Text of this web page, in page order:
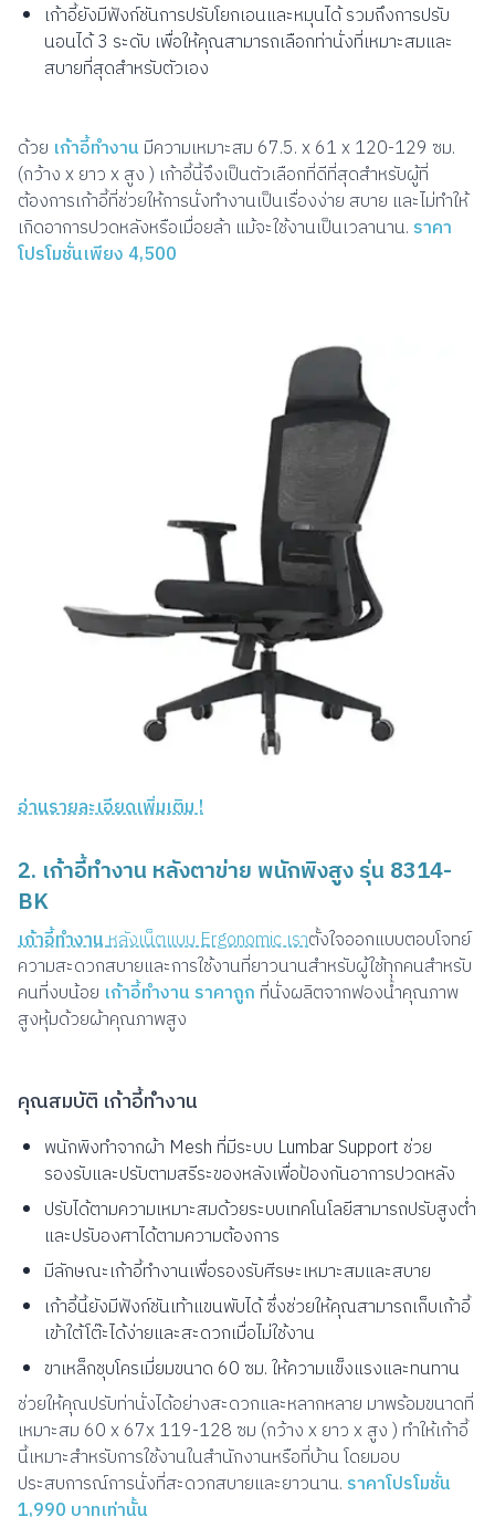
เก้าอี้ยังมีฟังก์ชันการปรับโยกเอนและหมุนได้ รวมถึงการปรับ
นอนได้ 3 ระดับ เพื่อให้คุณสามารถเลือกท่านั่งที่เหมาะสมและ
สบายที่สุดสำหรับตัวเอง
ด้วย เก้าอี้ทำงาน มีความเหมาะสม 67.5. x 61 x 120-129 ซม.
(กว้าง x ยาว x สูง ) เก้าอี้นี้จึงเป็นตัวเลือกที่ดีที่สุดสำหรับผู้ที่
ต้องการเก้าอี้ที่ช่วยให้การนั่งทำงานเป็นเรื่องง่าย สบาย และไม่ทำให้
เกิดอาการปวดหลังหรือเมื่อยล้า แม้จะใช้งานเป็นเวลานาน. ราคา
โปรโมชั่นเพียง 4,500
อ่านรายละเอียดเพิ่มเติม !
2. เก้าอี้ทำงาน หลังตาข่าย พนักพิงสูง รุ่น 8314-
BK
เก้าอี้ทำงานหลังเน็ตแบบ Ergonomic เราตั้งใจออกแบบตอบโจทย์
ความสะดวกสบายและการใช้งานที่ยาวนานสำหรับผู้ใช้ทุกคนสำหรับ
คนที่งบน้อย เก้าอี้ทำงาน ราคาถูก ที่นั่งผลิตจากฟองน้ำคุณภาพ
สูงหุ้มด้วยผ้าคุณภาพสูง
คุณสมบัติ เก้าอี้ทำงาน
พนักพิงทำจากผ้า Mesh ที่มีระบบ Lumbar Support ช่วย
รองรับและปรับตามสรีระของหลังเพื่อป้องกันอาการปวดหลัง
ปรับได้ตามความเหมาะสมด้วยระบบเทคโนโลยีสามารถปรับสูงต่ำ
และปรับองศาได้ตามความต้องการ
มีลักษณะเก้าอี้ทำงานเพื่อรองรับศีรษะเหมาะสมและสบาย
เก้าอี้นี้ยังมีฟังก์ชันเท้าแขนพับได้ ซึ่งช่วยให้คุณสามารถเก็บเก้าอี้
เข้าใต้โต๊ะได้ง่ายและสะดวกเมื่อไม่ใช้งาน
ขาเหล็กชุบโครเมี่ยมขนาด 60 ซม. ให้ความแข็งแรงและทนทาน
ช่วยให้คุณปรับท่านั่งได้อย่างสะดวกและหลากหลาย มาพร้อมขนาดที่
เหมาะสม 60 x 67x 119-128 ซม (กว้าง x ยาว x สูง ) ทำให้เก้าอี้
นี้เหมาะสำหรับการใช้งานในสำนักงานหรือที่บ้าน โดยมอบ
ประสบการณ์การนั่งที่สะดวกสบายและยาวนาน. ราคาโปรโมชั่น
1,990 บาทเท่านั้น